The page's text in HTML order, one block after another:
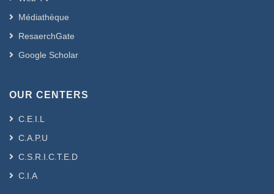
Médiathèque
ResaerchGate
Google Scholar
OUR CENTERS
C.E.I.L
C.A.P.U
C.S.R.I.C.T.E.D
C.I.A